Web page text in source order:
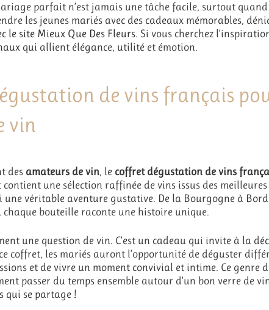
parfait n’est jamais une tâche facile, surtout
les jeunes mariés avec des cadeaux mémorables,
le site Mieux Que Des Fleurs. Si vous cherchez
qui allient élégance, utilité et émotion.
de vins français
vin
des amateurs de vin, le coffret dégustation de vins
une sélection raffinée de vins issus des
véritable aventure gustative. De la Bourgogne à
chaque bouteille raconte une histoire unique.
une question de vin. C’est un cadeau qui invite à la
coffret, les mariés auront l’opportunité de déguster
et de vivre un moment convivial et intime. Ce genre
passer du temps ensemble autour d’un bon verre de
qui se partage !